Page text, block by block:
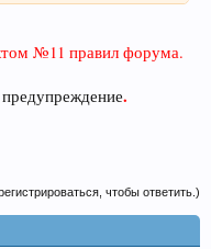
№11 правил форума.
предупреждение.
чтобы ответить.)